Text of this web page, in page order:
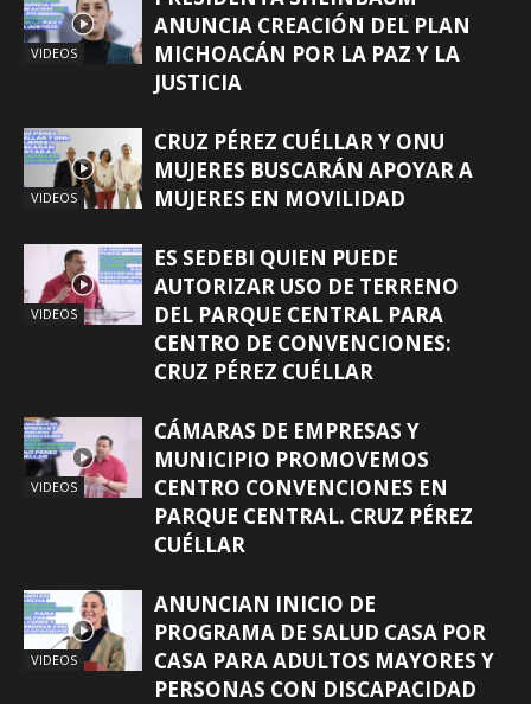
VIDEOS
ANUNCIA CREACIÓN DEL PLAN
MICHOACÁN POR LA PAZ Y LA
JUSTICIA
VIDEOS
CRUZ PÉREZ CUÉLLAR Y ONU
MUJERES BUSCARÁN APOYAR A
MUJERES EN MOVILIDAD
VIDEOS
ES SEDEBI QUIEN PUEDE
AUTORIZAR USO DE TERRENO
DEL PARQUE CENTRAL PARA
CENTRO DE CONVENCIONES:
CRUZ PÉREZ CUÉLLAR
VIDEOS
CÁMARAS DE EMPRESAS Y
MUNICIPIO PROMOVEMOS
CENTRO CONVENCIONES EN
PARQUE CENTRAL. CRUZ PÉREZ
CUÉLLAR
VIDEOS
ANUNCIAN INICIO DE
PROGRAMA DE SALUD CASA POR
CASA PARA ADULTOS MAYORES Y
PERSONAS CON DISCAPACIDAD